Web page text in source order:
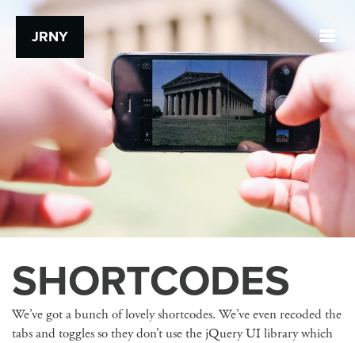
JRNY
SHORTCODES
We’ve got a bunch of lovely shortcodes. We’ve even recoded the
tabs and toggles so they don’t use the jQuery UI library which